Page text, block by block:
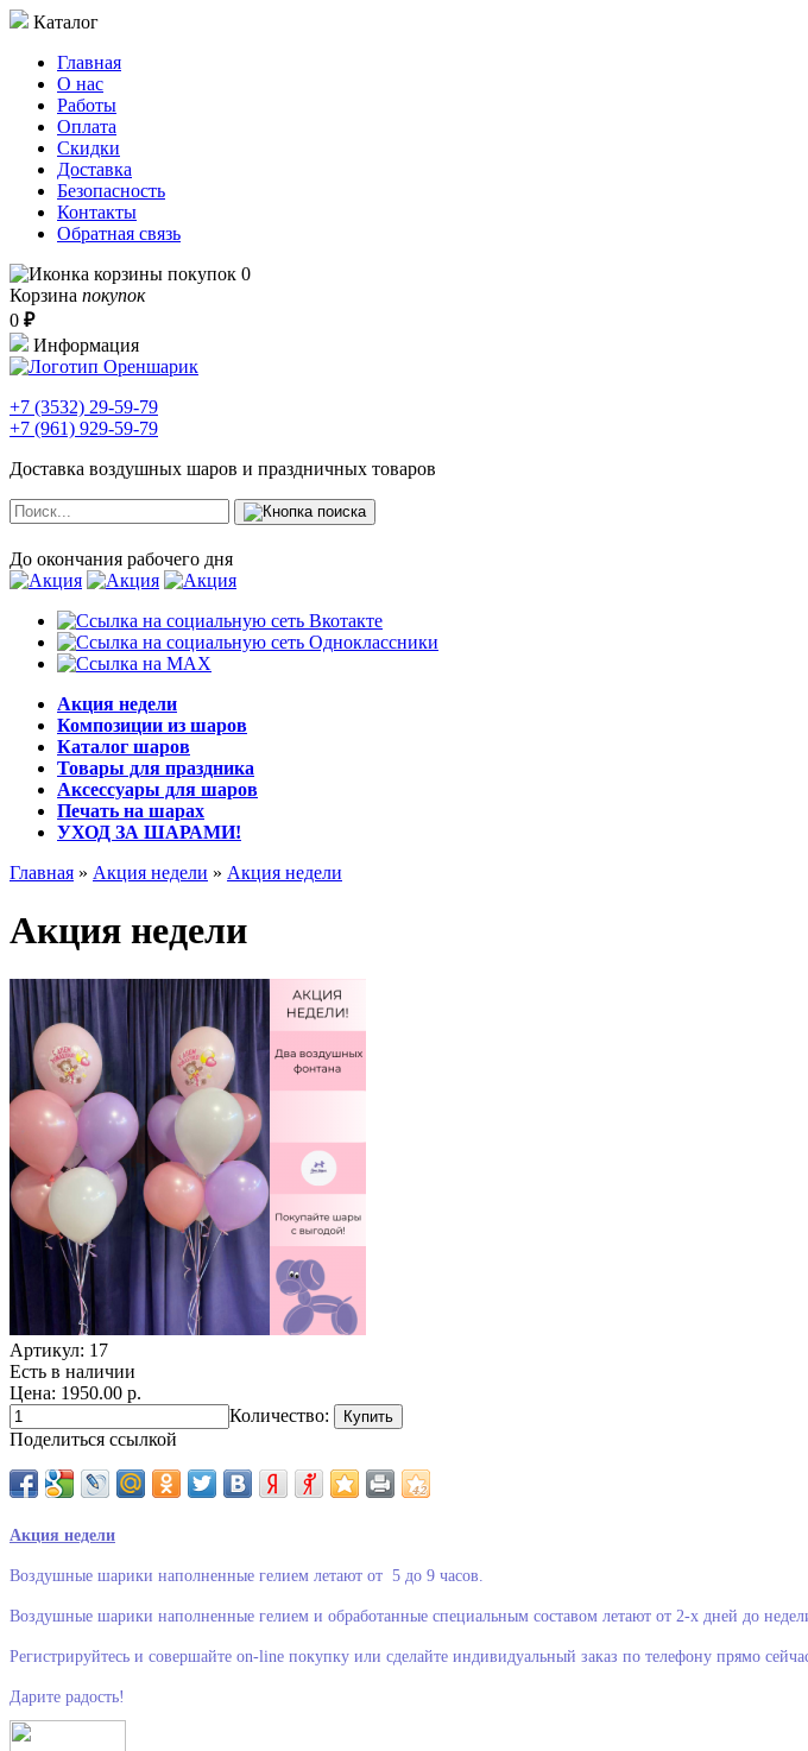
Каталог
Главная
О нас
Работы
Оплата
Скидки
Доставка
Безопасность
Контакты
Обратная связь
0
Корзина покупок
0 ₽
Информация
+7 (3532) 29-59-79
+7 (961) 929-59-79
Доставка воздушных шаров и праздничных товаров
До окончания рабочего дня
Акция недели
Композиции из шаров
Каталог шаров
Товары для праздника
Аксессуары для шаров
Печать на шарах
УХОД ЗА ШАРАМИ!
Главная » Акция недели » Акция недели
Акция недели
Артикул: 17
Есть в наличии
Цена: 1950.00 р.
Количество:
Поделиться ссылкой
Акция недели
Воздушные шарики наполненные гелием летают от 5 до 9 часов.
Воздушные шарики наполненные гелием и обработанные специальным составом летают от 2-х дней до
Регистрируйтесь и совершайте on-line покупку или сделайте индивидуальный заказ по телефону прямо
Дарите радость!